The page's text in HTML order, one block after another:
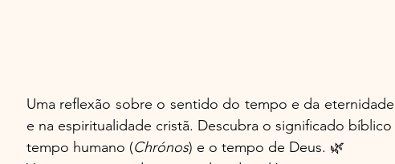
Uma reflexão sobre o sentido do tempo e da
e na espiritualidade cristã. Descubra o significado
tempo humano (Chrónos) e o tempo de Deus. 🌿